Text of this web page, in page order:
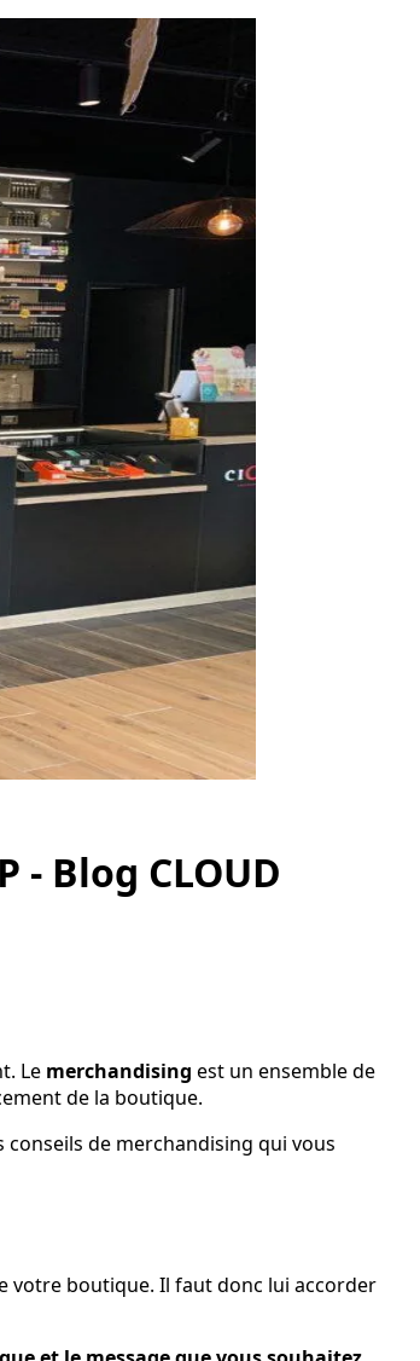
- Blog CLOUD
Le merchandising est un ensemble de
de la boutique.
conseils de merchandising qui vous
votre boutique. Il faut donc lui accorder